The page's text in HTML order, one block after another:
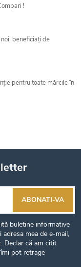
!
beneficiați de
pentru toate mărcile în
buletine informative
mea de e-mail,
Declar că am citit
pot retrage
ABONATI-VA